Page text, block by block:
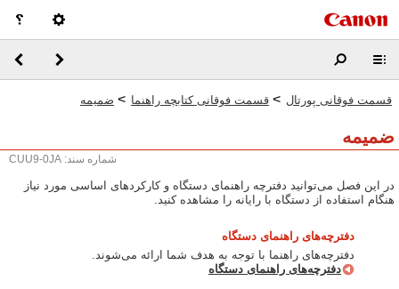
قسمت فوقانی پورتال > قسمت فوقانی کتابچه راهنما > ضمیمه
ضمیمه
شماره سند: CUU9-0JA
در این فصل می‌توانید دفترچه راهنمای دستگاه و کارکردهای اساسی مورد نیاز
هنگام استفاده از دستگاه با رایانه را مشاهده کنید.
دفترچه‌های راهنمای دستگاه
دفترچه‌های راهنما با توجه به هدف شما ارائه می‌شوند.
دفترچه‌های راهنمای دستگاه